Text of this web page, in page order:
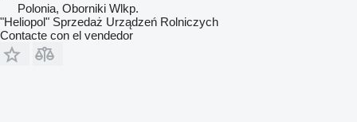
Polonia, Oborniki Wlkp.
"Heliopol" Sprzedaż Urządzeń Rolniczych
Contacte con el vendedor